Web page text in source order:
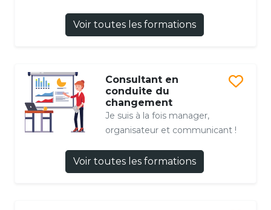
Voir toutes les formations
Consultant en
conduite du
changement
Je suis à la fois manager,
organisateur et communicant !
Voir toutes les formations